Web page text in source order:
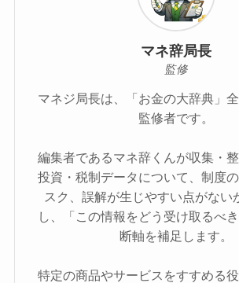
マネ辞局長
監修
マネジ局長は、「お金の大辞典」
監修者です。
編集者であるマネ辞くんが収集・
投資・税制データについて、制度
スク、誤解が生じやすい点がない
し、「この情報をどう受け取るべ
断軸を補足します。
特定の商品やサービスをすすめる役